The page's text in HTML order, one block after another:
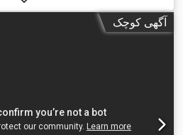
آگهی کوچک